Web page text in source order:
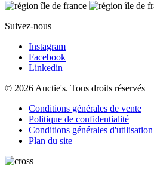
Suivez-nous
Instagram
Facebook
Linkedin
© 2026 Auctie's. Tous droits réservés
Conditions générales de vente
Politique de confidentialité
Conditions générales d'utilisation
Plan du site